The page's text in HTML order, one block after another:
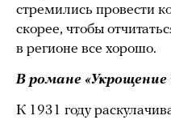
стремились провести
скорее, чтобы
в регионе все хорошо.
В романе «Укрощение
К 1931 году